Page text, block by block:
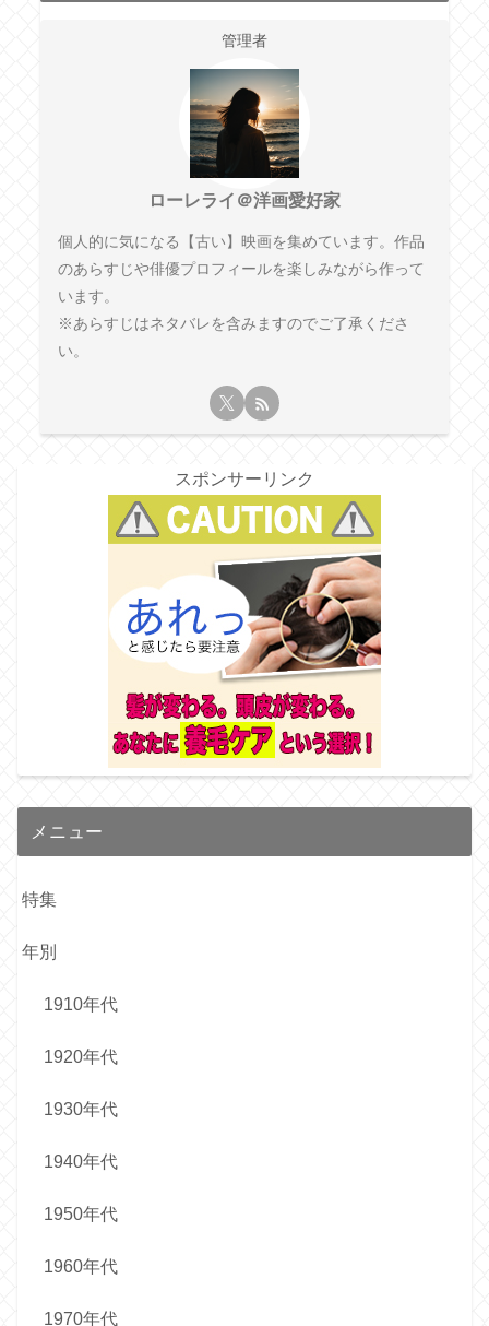
管理者
ローレライ＠洋画愛好家
個人的に気になる【古い】映画を集めています。作品
のあらすじや俳優プロフィールを楽しみながら作って
います。
※あらすじはネタバレを含みますのでご了承くださ
い。
スポンサーリンク
メニュー
特集
年別
1910年代
1920年代
1930年代
1940年代
1950年代
1960年代
1970年代